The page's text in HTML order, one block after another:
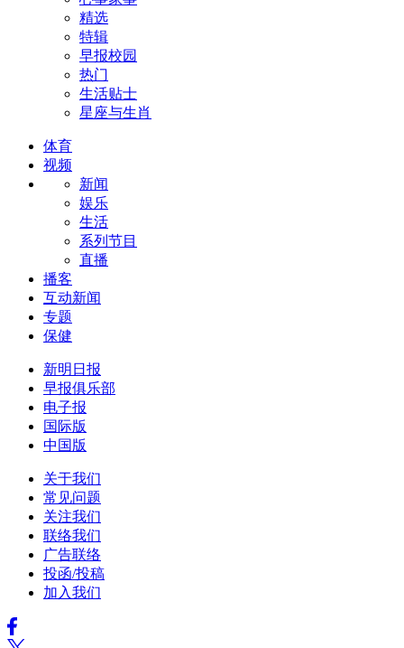
精选
特辑
早报校园
热门
生活贴士
星座与生肖
体育
视频
新闻
娱乐
生活
系列节目
直播
播客
互动新闻
专题
保健
新明日报
早报俱乐部
电子报
国际版
中国版
关于我们
常见问题
关注我们
联络我们
广告联络
投函/投稿
加入我们